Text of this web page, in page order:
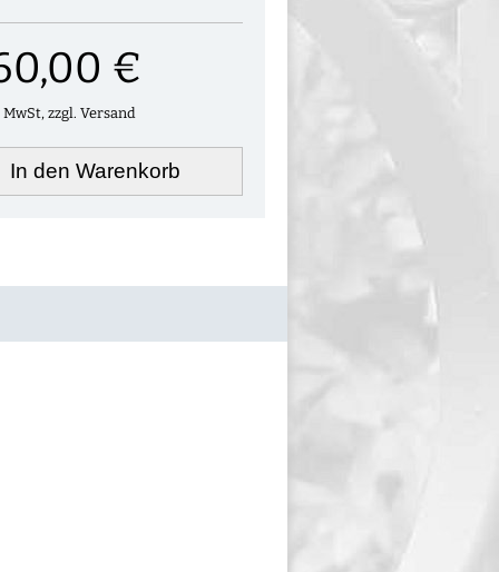
€
zzgl. Versand
In den Warenkorb